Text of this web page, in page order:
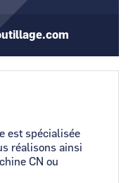
est spécialisée
réalisons ainsi
CN ou